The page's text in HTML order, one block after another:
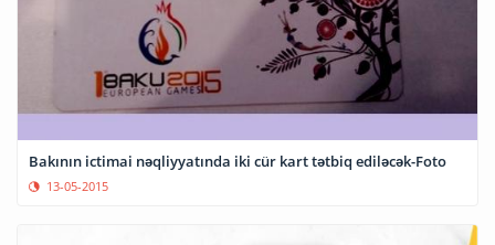
Bakının ictimai nəqliyyatında iki cür kart tətbiq ediləcək-Foto
13-05-2015